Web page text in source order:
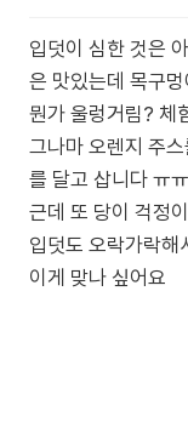
입덧이 심한 것은
은 맛있는데 목구
뭔가 울렁거림? 체
그나마 오렌지 주
를 달고 삽니다 ㅠㅠ
근데 또 당이 걱정
입덧도 오락가락해
이게 맞나 싶어요